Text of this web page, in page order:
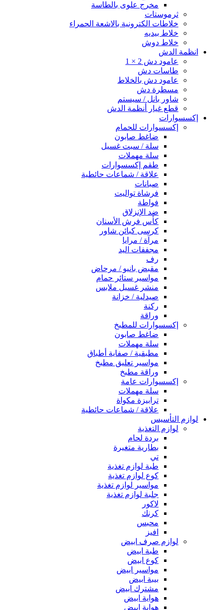
مخرج علوى بالطاسة
ثرموستات
خلاطات الكترونية بالاشعة الحمراء
خلاط بيديه
خلاط دوش
انظمة الدش
عامود دش 2 × 1
طاسات دش
عامود دش بالخلاط
مسطرة دش
شاور بانل / سيستم
قطع غيار أنظمة الدش
إكسسوارات
إكسسوارات للحمام
ضاغط صابون
سلة / سبت غسيل
سلة مهملات
طقم إكسسوارات
علاقة / شماعات حائطية
صبانات
فرشاة تواليت
فواطة
ضد الإنزلاق
كأس فرش الأسنان
كرسى كبائن شاور
مرآة / مرايا
مجففات اليد
رف
مقبض بانيو / مرحاض
مواسير ستائر حمام
منشر غسيل ملابس
صيدلية / خزانة
ركنة
وراقة
إكسسوارات للمطبخ
ضاغط صابون
سلة مهملات
مطبقية / صفاية أطباق
مواسير تعليق مطبخ
وراقة مطبخ
إكسسوارات عامة
سلة مهملات
ترابيزة مكواة
علاقة / شماعات حائطية
لوازم التأسيس
لوازم التغذية
بردة لحام
بطارية متغيرة
تي
طبة لوازم تغذية
كوع لوازم تغذية
مواسير لوازم تغذية
جلبة لوازم تغذية
لاكور
كرنك
محبس
افيز
لوازم صرف ابيض
طبة ابيض
كوع ابيض
مواسير ابيض
بيبة ابيض
مشترك ابيض
هواية ابيض
هواية ابيض